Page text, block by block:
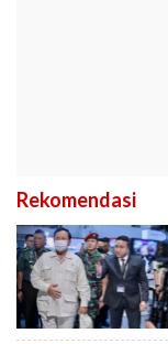
Rekomendasi